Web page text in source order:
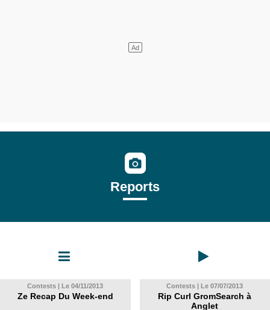
Reports
Contests | Le 04/11/2013
Ze Recap Du Week-end
Contests | Le 07/07/2013
Rip Curl GromSearch à
Anglet